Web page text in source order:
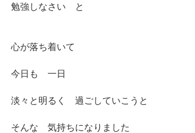
勉強しなさい　と
心が落ち着いて
今日も　一日
淡々と明るく　過ごしていこうと
そんな　気持ちになりました